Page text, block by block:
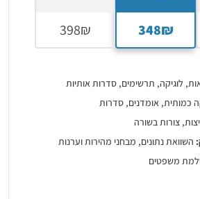
‏348₪
לוגיקה, תרשימים, סדרות אותיות
כמותית, אומדנים, סדרות
צורות בשורה
השוואת נתונים, מבחני מהירות וערנות
משפטים